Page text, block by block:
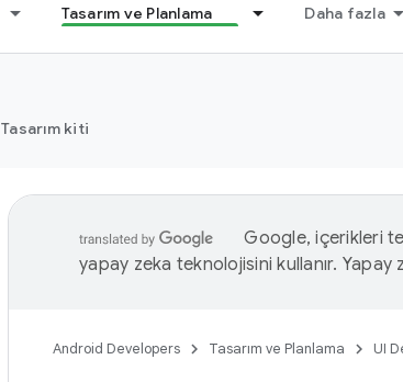
Tasarım ve Planlama Daha fazla
Tasarım kiti
Google, içerikleri
yapay zeka teknolojisini kullanır.
Android Developers Tasarım ve Planlama UI